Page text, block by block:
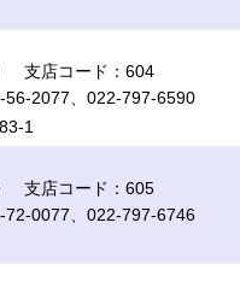
支店コード：604
2077、022-797-6590
1
支店コード：605
0077、022-797-6746